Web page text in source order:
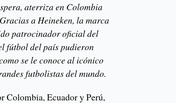
aterriza en Colombia
a Heineken, la marca
patrocinador oficial del
fútbol del país pudieron
se le conoce al icónico
futbolistas del mundo.
Colombia, Ecuador y Perú,